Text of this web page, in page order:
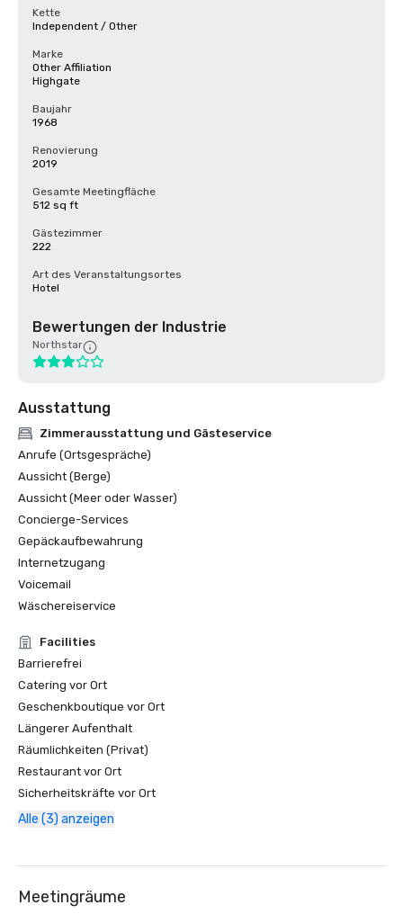
Kette
Independent / Other
Marke
Other Affiliation
Highgate
Baujahr
1968
Renovierung
2019
Gesamte Meetingfläche
512 sq ft
Gästezimmer
222
Art des Veranstaltungsortes
Hotel
Bewertungen der Industrie
Northstar
Ausstattung
Zimmerausstattung und Gästeservice
Anrufe (Ortsgespräche)
Aussicht (Berge)
Aussicht (Meer oder Wasser)
Concierge-Services
Gepäckaufbewahrung
Internetzugang
Voicemail
Wäschereiservice
Facilities
Barrierefrei
Catering vor Ort
Geschenkboutique vor Ort
Längerer Aufenthalt
Räumlichkeiten (Privat)
Restaurant vor Ort
Sicherheitskräfte vor Ort
Alle (3) anzeigen
Meetingräume